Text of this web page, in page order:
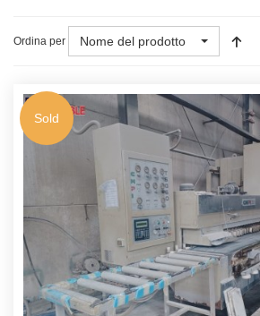
Ordina per Nome del prodotto
Sold